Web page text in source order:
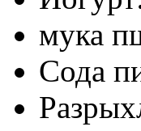
мука
Сода